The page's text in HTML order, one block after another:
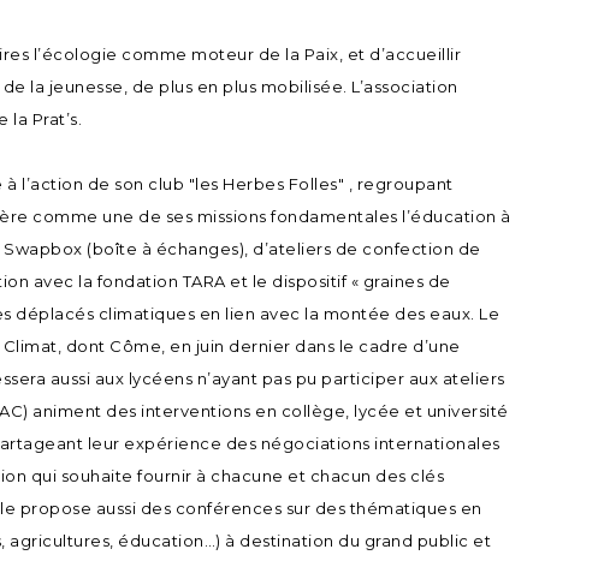
l’écologie comme moteur de la Paix, et d’accueillir
la jeunesse, de plus en plus mobilisée. L’association
Prat’s.
à l’action de son club "les Herbes Folles" , regroupant
comme une de ses missions fondamentales l’éducation à
(boîte à échanges), d’ateliers de confection de
avec la fondation TARA et le dispositif « graines de
déplacés climatiques en lien avec la montée des eaux. Le
dont Côme, en juin dernier dans le cadre d’une
aussi aux lycéens n’ayant pas pu participer aux ateliers
animent des interventions en collège, lycée et université
leur expérience des négociations internationales
qui souhaite fournir à chacune et chacun des clés
propose aussi des conférences sur des thématiques en
éducation…) à destination du grand public et